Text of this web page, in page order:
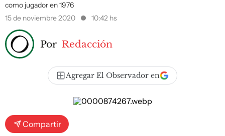
como jugador en 1976
15 de noviembre 2020
10:42 hs
Por Redacción
Agregar El Observador en
Compartir